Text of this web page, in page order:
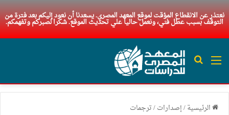
نعتذر عن الانقطاع المؤقت لموقع المعهد المصري. يسعدنا أن نعود إليكم بعد فترة من
التوقف بسبب عطل فني، ونعمل حاليا علي تحديث الموقع. شكرا لصبركم وتفهمكم.
القائمة بحث عن
الرئيسية/إصدارات/ترجمات